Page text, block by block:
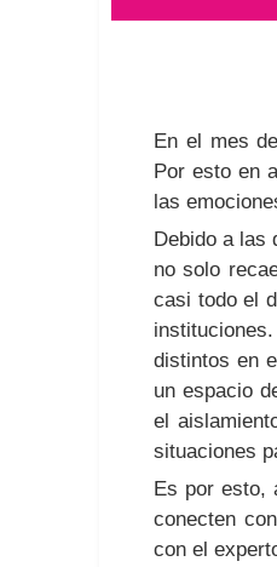
En el mes
Por esto en
las
Debido a las
no solo
casi todo el
distintos en
un espacio
el
situaciones
Es por esto,
conecten
con el